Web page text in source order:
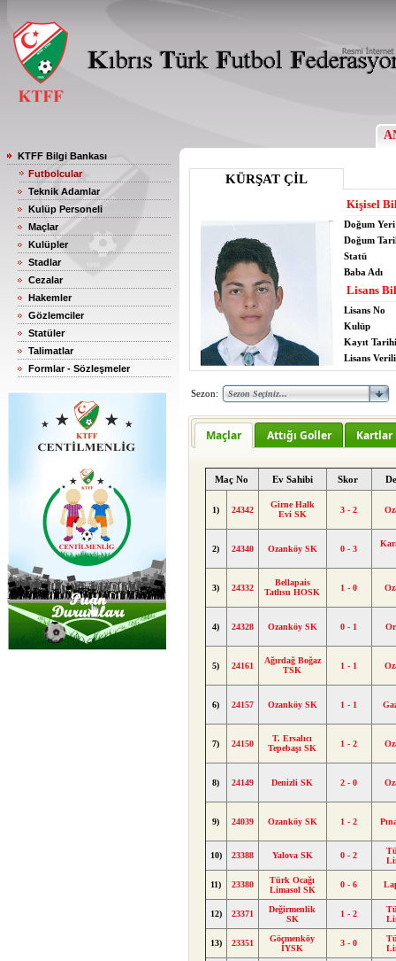
KTFF Bilgi Bankası
Futbolcular
Teknik Adamlar
Kulüp Personeli
Maçlar
Kulüpler
Stadlar
Cezalar
Hakemler
Gözlemciler
Statüler
Talimatlar
Formlar - Sözleşmeler
KÜRŞAT ÇİL
Kişisel
Doğum Yeri
Doğum
Statü
Baba Adı
Lisans
Lisans No
Kulüp
Kayıt Tarihi
Lisans
Sezon:
Maçlar Attığı Goller Kartlar
Maç No Ev Sahibi Skor
1) 24342
Girne Halk
Evi SK
3 - 2
2) 24340 Ozanköy SK 0 - 3
3) 24332
Bellapais
Tatlısu HOSK
1 - 0
4) 24328 Ozanköy SK 0 - 1
5) 24161
Ağırdağ Boğaz
TSK
1 - 1
6) 24157 Ozanköy SK 1 - 1
7) 24150
T. Ersalıcı
Tepebaşı SK
1 - 2
8) 24149 Denizli SK 2 - 0
9) 24039 Ozanköy SK 1 - 2
10) 23388 Yalova SK 0 - 2
11) 23380
Türk Ocağı
Limasol SK
0 - 6
12) 23371
Değirmenlik
SK
1 - 2
13) 23351
Göçmenköy
İYSK
3 - 0